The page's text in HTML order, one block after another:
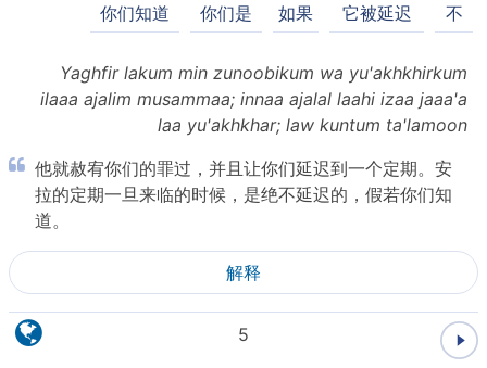
不
它被延迟
如果
你们是
你们知道
Yaghfir lakum min zunoobikum wa yu'akhkhirkum
ilaaa ajalim musammaa; innaa ajalal laahi izaa jaaa'a
laa yu'akhkhar; law kuntum ta'lamoon
他就赦宥你们的罪过，并且让你们延迟到一个定期。安
拉的定期一旦来临的时候，是绝不延迟的，假若你们知
道。
解释
5